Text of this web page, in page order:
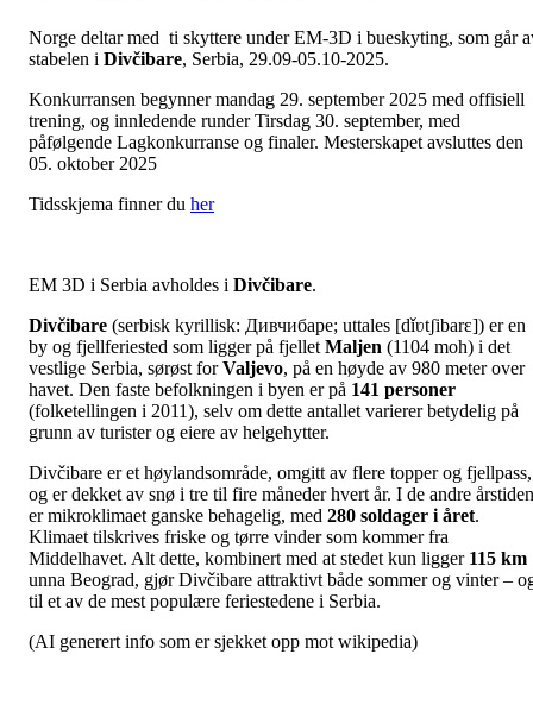
Norge deltar med ti skyttere under EM-3D i bueskyting, som går
stabelen i Divčibare, Serbia, 29.09-05.10-2025.
Konkurransen begynner mandag 29. september 2025 med offisiell
trening, og innledende runder Tirsdag 30. september, med
påfølgende Lagkonkurranse og finaler. Mesterskapet avsluttes den
05. oktober 2025
Tidsskjema finner du her
EM 3D i Serbia avholdes i Divčibare.
Divčibare (serbisk kyrillisk: Дивчибаре; uttales [dǐʋtʃibarɛ]) er en
by og fjellferiested som ligger på fjellet Maljen (1104 moh) i det
vestlige Serbia, sørøst forValjevo, på en høyde av 980 meter over
havet. Den faste befolkningen i byen er på 141 personer
(folketellingen i 2011), selv om dette antallet varierer betydelig på
grunn av turister og eiere av helgehytter.
Divčibare er et høylandsområde, omgitt av flere topper og fjellpass,
og er dekket av snø i tre til fire måneder hvert år. I de andre
er mikroklimaet ganske behagelig, med 280 soldager i året.
Klimaet tilskrives friske og tørre vinder som kommer fra
Middelhavet. Alt dette, kombinert med at stedet kun ligger 115 km
unna Beograd, gjør Divčibare attraktivt både sommer og vinter –
til et av de mest populære feriestedene i Serbia.
(AI generert info som er sjekket opp mot wikipedia)